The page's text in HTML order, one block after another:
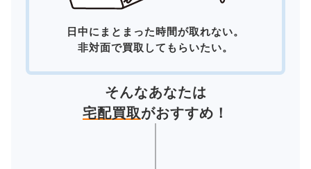
日中にまとまった時間が取れない。
非対面で買取してもらいたい。
そんなあなたは
宅配買取がおすすめ！